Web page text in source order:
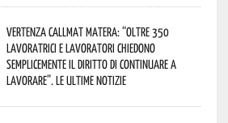
Vertenza CallMat Matera: “Oltre 350
lavoratrici e lavoratori chiedono
semplicemente il diritto di continuare a
lavorare”. Le ultime notizie